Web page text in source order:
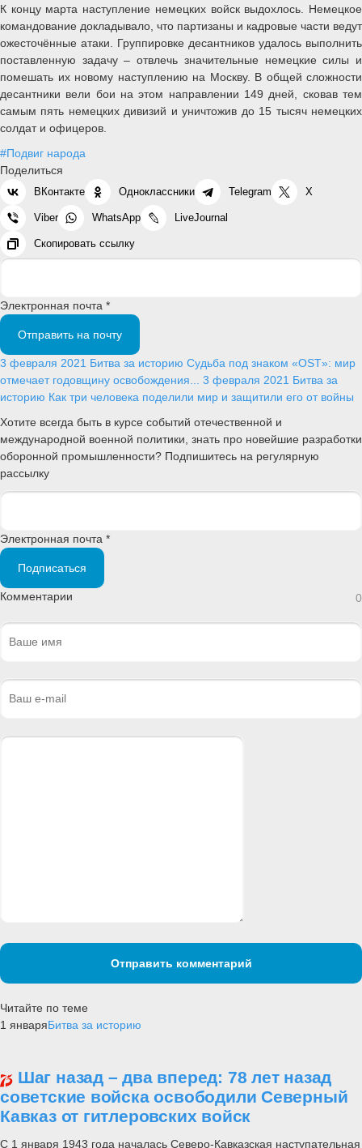
К концу марта наступление немецких войск выдохлось. Немецкое
командование докладывало, что партизаны и кадровые части ведут
ожесточённые атаки. Группировке десантников удалось выполнить
поставленную задачу – отвлечь значительные немецкие силы и
помешать их новому наступлению на Москву. В общей сложности
десантники вели бои на этом направлении 149 дней, сковав тем
самым пять немецких дивизий и уничтожив до 15 тысяч немецких
солдат и офицеров.
#Подвиг народа
Поделиться
ВКонтакте Одноклассники Telegram X
Viber WhatsApp LiveJournal
Скопировать ссылку
Электронная почта *
Отправить на почту
3 февраля 2021 Битва за историю Судьба под знаком «OST»: мир
отмечает годовщину освобождения... 3 февраля 2021 Битва за
историю Как три человека поделили мир и защитили его от войны
Хотите всегда быть в курсе событий отечественной и
международной военной политики, знать про новейшие разработки
оборонной промышленности? Подпишитесь на регулярную
рассылку
Электронная почта *
Подписаться
Комментарии 0
Отправить комментарий
Читайте по теме
1 январяБитва за историю
Шаг назад – два вперед: 78 лет назад
советские войска освободили Северный
Кавказ от гитлеровских войск
С 1 января 1943 года началась Северо-Кавказская наступательная